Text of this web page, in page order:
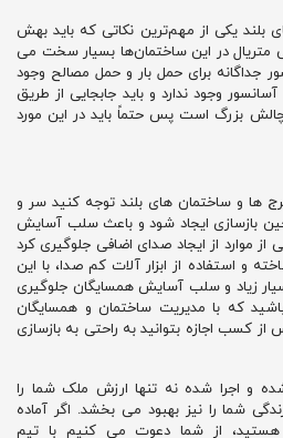
بلند یکی از مهم‌ترین نکاتی که باید بهش
متریال در این ساختمان‌ها بسیار سخت می
جداگانه برای حمل بار و حمل مصالح وجود
وجود ندارد و باید جابجایی از طریق
بزرگ است پس حتماً باید در این مورد
ها و ساختمان‌ های بلند توجه کنید سر و
بازسازی ایجاد شود و باعث سلب آسایش
موارد از ایجاد صدای اضافی جلوگیری کرد
و استفاده از ابزار آلات کم صدا، با این
زیاد و سلب آسایش همسایگان جلوگیری
که با مدیریت ساختمان و همسایگان
از کسب اجازه بتوانید به راحتی به بازسازی
و اجرا شده نه تنها ارزش ملک شما را
شما را نیز بهبود می بخشد. اگر آماده
هستید، از شما دعوت می کنیم با تیم